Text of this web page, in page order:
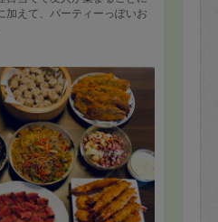
加えて、パーティーっぽいお
フ、ラザニア、ホタテのカル
ライ3種(エビ・アジ・ホタ
ベーコンのポテトサラダ、ひ
たけのこ御飯でした。
フはこの量があっという間に
ビフライと身の厚いアジフラ
た。
れないほどのお料理でした
う人が続出し、うちの作り
しまいました。